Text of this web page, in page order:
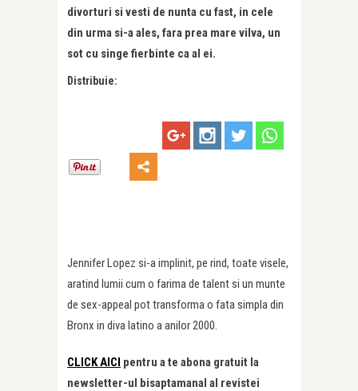
divorturi si vesti de nunta cu fast, in cele
din urma si-a ales, fara prea mare vilva, un
sot cu singe fierbinte ca al ei.
Distribuie:
Jennifer Lopez si-a implinit, pe rind, toate visele,
aratind lumii cum o farima de talent si un munte
de sex-appeal pot transforma o fata simpla din
Bronx in diva latino a anilor 2000.
CLICK AICI pentru a te abona gratuit la
newsletter-ul bisaptamanal al revistei